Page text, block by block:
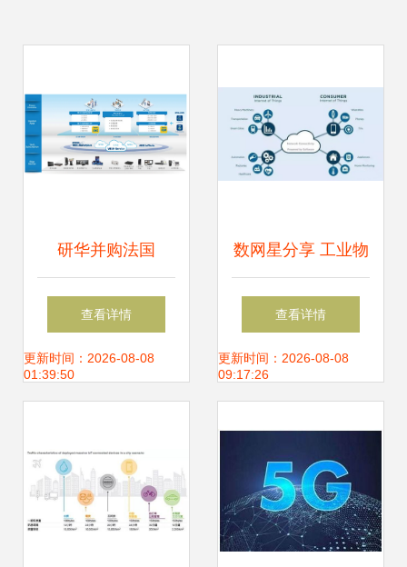
研华并购法国
Aures，智慧零售
版图再扩张，全球
查看详情
更新时间：2026-08-08
01:39:50
数网星分享 工业物
联网的实践、挑战
与未来服务蓝图
查看详情
更新时间：2026-08-08
09:17:26